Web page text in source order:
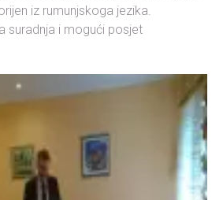
iz rumunjskoga jezika.
suradnja i mogući posjet